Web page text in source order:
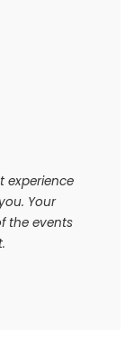
experience
Your
the events